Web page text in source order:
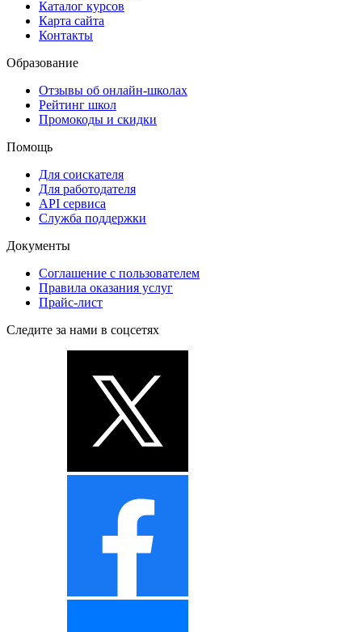
Каталог курсов
Карта сайта
Контакты
Образование
Отзывы об онлайн-школах
Рейтинг школ
Промокоды и скидки
Помощь
Для соискателя
Для работодателя
API сервиса
Служба поддержки
Документы
Соглашение с пользователем
Правила оказания услуг
Прайс-лист
Следите за нами в соцсетях